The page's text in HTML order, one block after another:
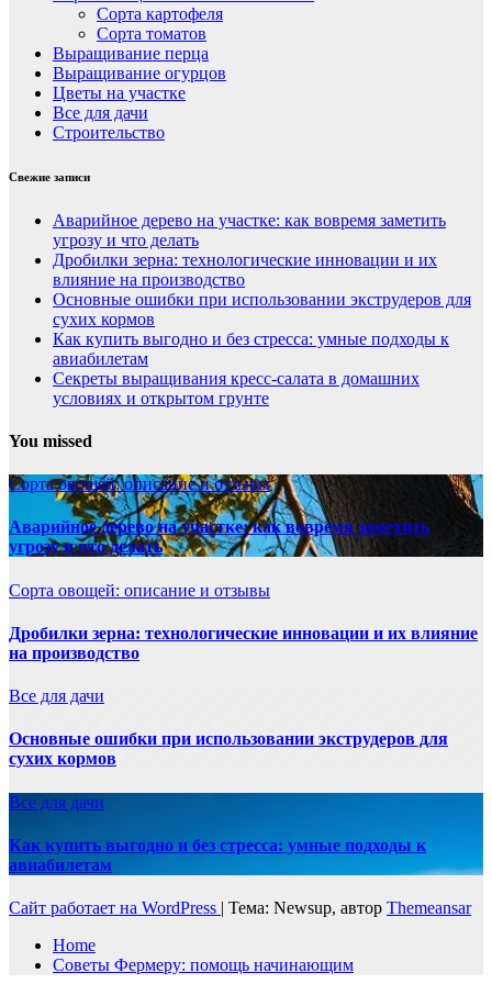
Сорта картофеля
Сорта томатов
Выращивание перца
Выращивание огурцов
Цветы на участке
Все для дачи
Строительство
Свежие записи
Аварийное дерево на участке: как вовремя заметить
угрозу и что делать
Дробилки зерна: технологические инновации и их
влияние на производство
Основные ошибки при использовании экструдеров для
сухих кормов
Как купить выгодно и без стресса: умные подходы к
авиабилетам
Секреты выращивания кресс-салата в домашних
условиях и открытом грунте
You missed
Сорта овощей: описание и отзывы
Аварийное дерево на участке: как вовремя заметить
угрозу и что делать
Сорта овощей: описание и отзывы
Дробилки зерна: технологические инновации и их влияние
на производство
Все для дачи
Основные ошибки при использовании экструдеров для
сухих кормов
Все для дачи
Как купить выгодно и без стресса: умные подходы к
авиабилетам
Сайт работает на WordPress | Тема: Newsup, автор Themeansar
Home
Советы Фермеру: помощь начинающим